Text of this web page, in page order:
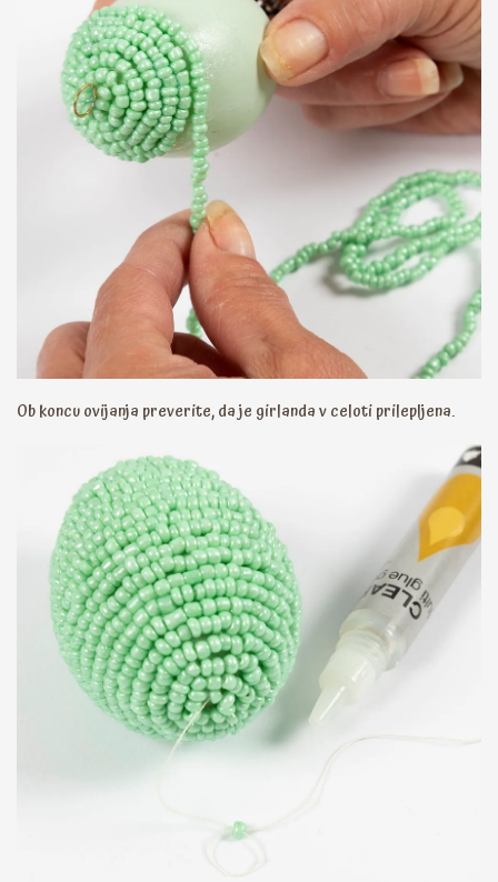
Ob koncu ovijanja preverite, da je girlanda v celoti prilepljena.